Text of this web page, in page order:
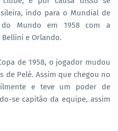
indo para o Mundial de
Mundo em 1958 com a
Bellini e Orlando.
de 1958, o jogador mudou
de Pelé. Assim que chegou no
e teve um poder de
se capitão da equipe, assim